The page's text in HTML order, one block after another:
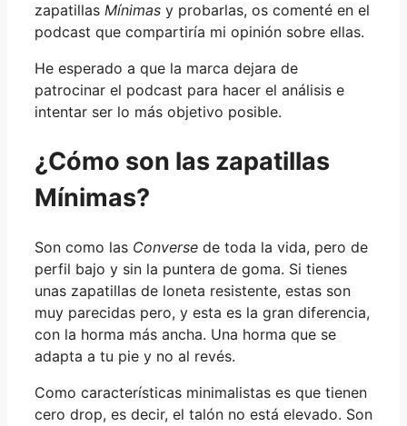
zapatillas Mínimas y probarlas, os comenté en el
podcast que compartiría mi opinión sobre ellas.
He esperado a que la marca dejara de
patrocinar el podcast para hacer el análisis e
intentar ser lo más objetivo posible.
¿Cómo son las zapatillas
Mínimas?
Son como las Converse de toda la vida, pero de
perfil bajo y sin la puntera de goma. Si tienes
unas zapatillas de loneta resistente, estas son
muy parecidas pero, y esta es la gran diferencia,
con la horma más ancha. Una horma que se
adapta a tu pie y no al revés.
Como características minimalistas es que tienen
cero drop, es decir, el talón no está elevado. Son